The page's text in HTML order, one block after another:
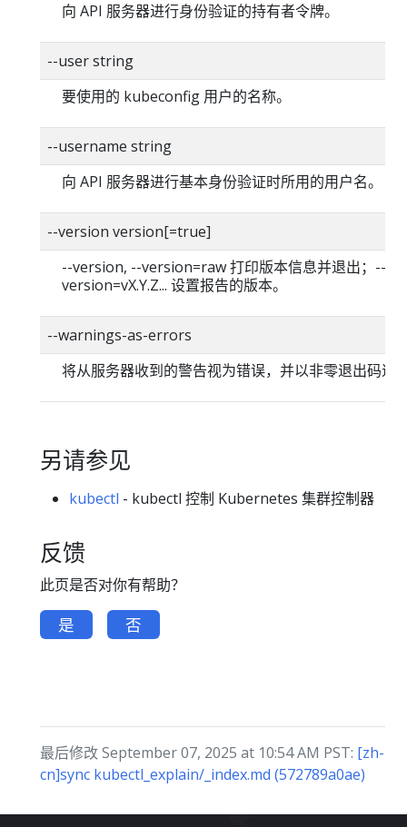
向 API 服务器进行身份验证的持有者令牌。
--user string
要使用的 kubeconfig 用户的名称。
--username string
向 API 服务器进行基本身份验证时所用的用户名。
--version version[=true]
--version, --version=raw 打印版本信息并退出；--
version=vX.Y.Z... 设置报告的版本。
--warnings-as-errors
将从服务器收到的警告视为错误，并以非零退出码退
另请参见
kubectl - kubectl 控制 Kubernetes 集群控制器
反馈
此页是否对你有帮助？
是 否
最后修改 September 07, 2025 at 10:54 AM PST: [zh-
cn]sync kubectl_explain/_index.md (572789a0ae)